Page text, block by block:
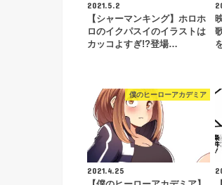
2021.5.2
【シャーマンキング】ホロホ
ロのイクパスイのイラストは
カッコよすぎ!?登場…
僕のヒーローアカデミア
2021.4.25